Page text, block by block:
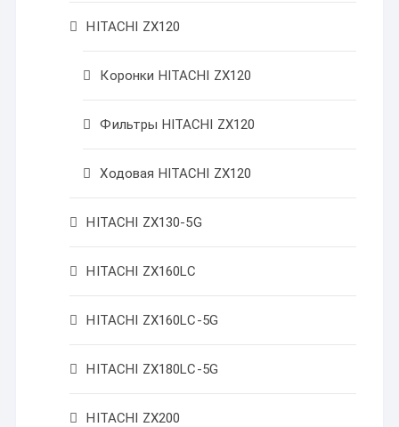
HITACHI ZX120
Коронки HITACHI ZX120
Фильтры HITACHI ZX120
Ходовая HITACHI ZX120
HITACHI ZX130-5G
HITACHI ZX160LC
HITACHI ZX160LC-5G
HITACHI ZX180LC-5G
HITACHI ZX200